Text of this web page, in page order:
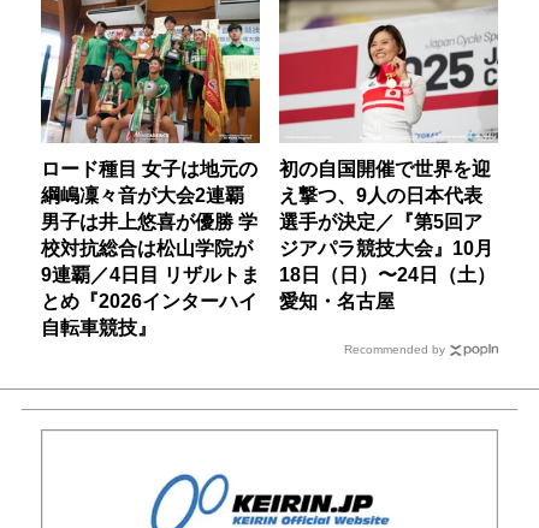
ロード種目 女子は地元の
綱嶋凜々音が大会2連覇
男子は井上悠喜が優勝 学
校対抗総合は松山学院が
9連覇／4日目 リザルトま
とめ『2026インターハイ
自転車競技』
初の自国開催で世界を迎
え撃つ、9人の日本代表
選手が決定／『第5回ア
ジアパラ競技大会』10月
18日（日）〜24日（土）
愛知・名古屋
Recommended by